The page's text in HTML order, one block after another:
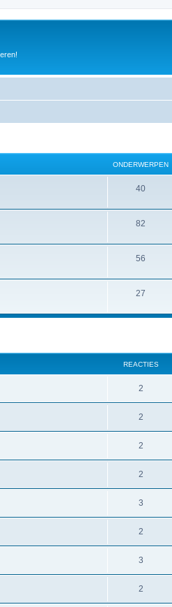
ONDERWERPEN
40
82
56
27
REACTIES
2
2
2
2
3
2
3
2